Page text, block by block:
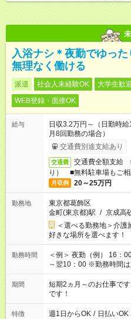
入浴ナシ＊夜勤でゆっ
無理なく働ける
派遣 社会人未経験OK 大学生歓
WEB登録・面接OK
給与
日収3.2万円～（日勤時
月8回勤務の場合）
交通費別途支給あり
交通費
交通費全額支給
り） ■無料駐車場もご
月収例 20～25万円
勤務地
東京都葛飾区
金町(東京都)駅 / 京成高
＜選べる勤務地＞介
好きな場所を選べます！
勤務時間
＜例＞ 夜勤（例） 16：
～翌10：00 ※勤務時間は施設
みたい」 「しっかり稼
い」など ご希望にあったお
の方の場合は1～2ヶ月
仕事に慣れてからの夜勤になります。 ★
必要な場合も遠慮なくご
期間
短期2ヵ月～のお仕事で
です！
特徴 週1日からOK / 日払いOK